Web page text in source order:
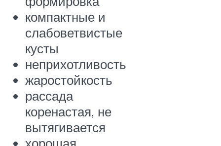
компактные и
слабоветвистые
кусты
неприхотливость
жаростойкость
рассада
коренастая, не
вытягивается